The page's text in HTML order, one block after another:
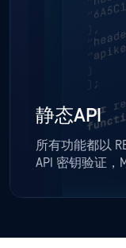
静态API
所有功能都以
API 密钥验证，
分析的完美工